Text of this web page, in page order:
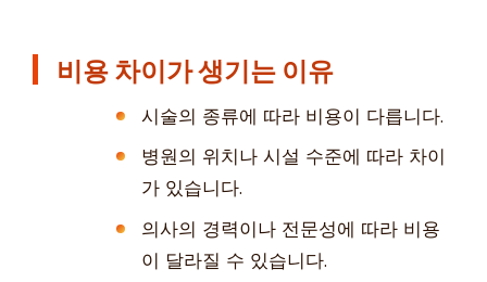
비용 차이가 생기는 이유
시술의 종류에 따라 비용이 다릅니다.
병원의 위치나 시설 수준에 따라 차이
가 있습니다.
의사의 경력이나 전문성에 따라 비용
이 달라질 수 있습니다.